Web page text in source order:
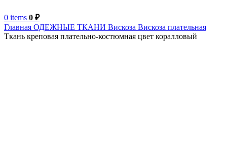
0 items 0 ₽
Главная ОДЕЖНЫЕ ТКАНИ Вискоза Вискоза плательная
Ткань креповая плательно-костюмная цвет коралловый